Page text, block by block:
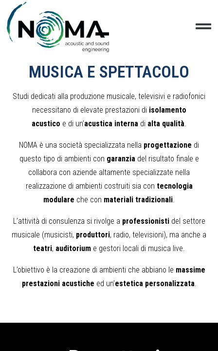
MUSICA E SPETTACOLO
Studi dedicati alla produzione musicale, televisivi e radiofonici
necessitano di elevate prestazioni di isolamento
acustico e di un’acustica interna di alta qualità.
NOMA è una società specializzata nella progettazione di
questo tipo di ambienti con garanziadel risultato finale e
collabora con aziende altamente specializzate nella
realizzazione di ambienti costruiti sia con tecnologia
modulare che con materiali tradizionali.
L’attività di consulenza si rivolge a professionistidel settore
musicale (musicisti, produttori, radio, televisioni), ma anche a
teatri, auditorium e gestori locali di musica live.
L’obiettivo è la creazione di ambienti che abbiano le massime
prestazioni acustiche ed un’estetica personalizzata.